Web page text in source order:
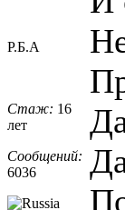
Р.Б.А
Стаж: 16
лет
Сообщений:
6036